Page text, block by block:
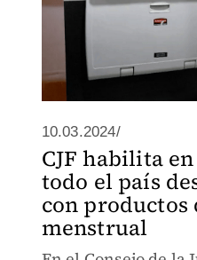
10.03.2024/
CJF habilita
todo el país
con productos
menstrual